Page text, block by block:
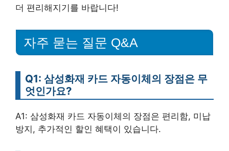
더 편리해지기를 바랍니다!
자주 묻는 질문 Q&A
Q1: 삼성화재 카드 자동이체의 장점은 무
엇인가요?
A1: 삼성화재 카드 자동이체의 장점은 편리함, 미납
방지, 추가적인 할인 혜택이 있습니다.